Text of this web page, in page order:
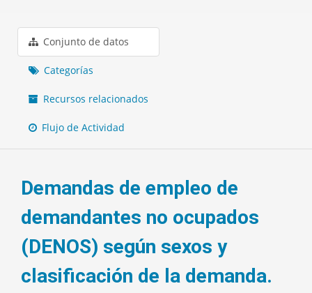
Conjunto de datos
Categorías
Recursos relacionados
Flujo de Actividad
Demandas de empleo de
demandantes no ocupados
(DENOS) según sexos y
clasificación de la demanda.